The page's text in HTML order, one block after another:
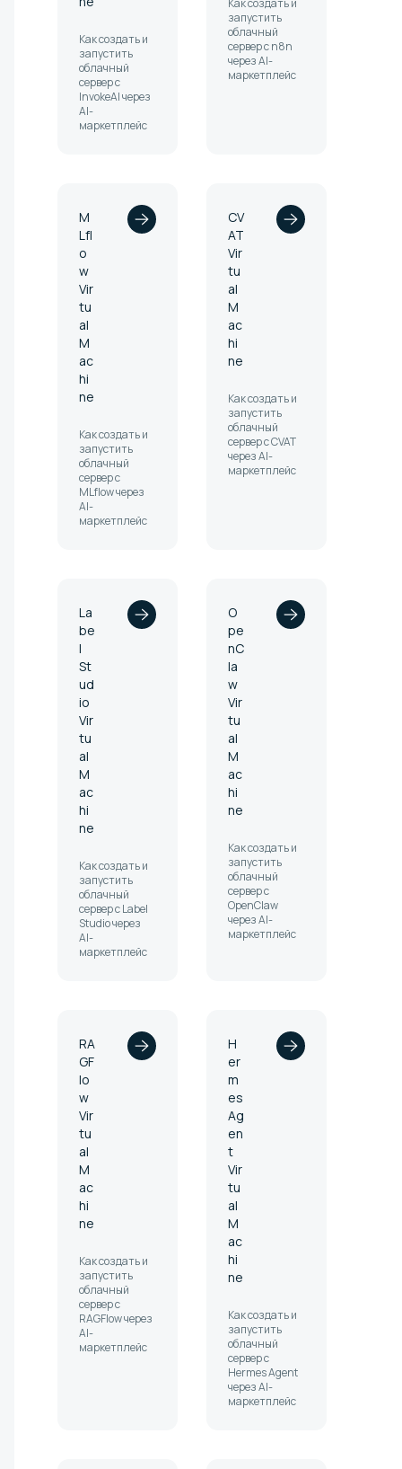
Как создать и
запустить
облачный
сервер с
InvokeAI через
AI-
маркетплейс
запустить
облачный
сервер с n8n
через AI-
маркетплейс
M
Lfl
o
w
Vir
tu
al
M
ac
hi
ne
Как создать и
запустить
облачный
сервер с
MLflow через
AI-
маркетплейс
CV
AT
Vir
tu
al
M
ac
hi
ne
Как создать и
запустить
облачный
сервер с CVAT
через AI-
маркетплейс
La
be
l
St
ud
io
Vir
tu
al
M
ac
hi
ne
Как создать и
запустить
облачный
сервер с Label
Studio через
AI-
маркетплейс
O
pe
nC
la
w
Vir
tu
al
M
ac
hi
ne
Как создать и
запустить
облачный
сервер с
OpenClaw
через AI-
маркетплейс
RA
GF
lo
w
Vir
tu
al
M
ac
hi
ne
Как создать и
запустить
облачный
сервер с
RAGFlow через
AI-
маркетплейс
H
er
m
es
Ag
en
t
Vir
tu
al
M
ac
hi
ne
Как создать и
запустить
облачный
сервер с
Hermes Agent
через AI-
маркетплейс